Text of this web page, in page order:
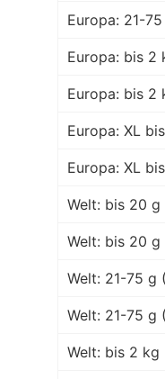
Europa: 21-
Europa: bis 2
Europa: bis 2
Europa: XL
Europa: XL
Welt: bis 20 g
Welt: bis 20 g
Welt: 21-75 g
Welt: 21-75 g
Welt: bis 2 kg